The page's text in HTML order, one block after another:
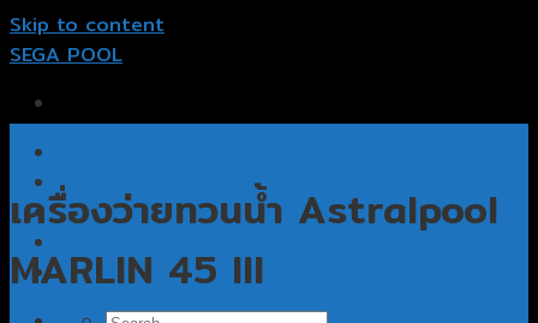
Skip to content
SEGA POOL
รับออกแบบสระว่ายน้ำ
รับสร้างสระว่ายน้ำ
ติดต่อเรา
เครื่องว่ายทวนน้ำ Astralpool
MARLIN 45 III